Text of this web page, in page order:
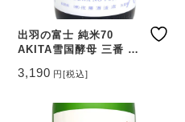
出羽の富士 純米70
AKITA雪国酵母 三番 火
3,190 円[税込]